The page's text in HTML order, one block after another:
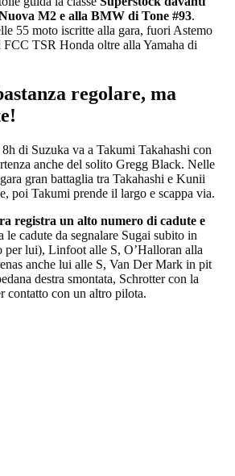
M2 e alla BMW di Tone #93.
55 moto iscritte alla gara, fuori Astemo
FCC TSR Honda oltre alla Yamaha di
regolare, ma
di Suzuka va a Takumi Takahashi con
anche del solito Gregg Black. Nelle
gran battaglia tra Takahashi e Kunii
poi Takumi prende il largo e scappa via.
registra un alto numero di cadute e
le cadute da segnalare Sugai subito in
per lui), Linfoot alle S, O’Halloran alla
anche lui alle S, Van Der Mark in pit
destra smontata, Schrotter con la
contatto con un altro pilota.